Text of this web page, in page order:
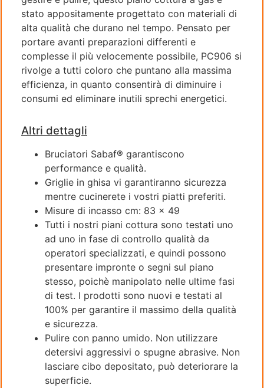
stato appositamente progettato con materiali di
alta qualità che durano nel tempo. Pensato per
portare avanti preparazioni differenti e
complesse il più velocemente possibile, PC906 si
rivolge a tutti coloro che puntano alla massima
efficienza, in quanto consentirà di diminuire i
consumi ed eliminare inutili sprechi energetici.
Altri dettagli
Bruciatori Sabaf® garantiscono
performance e qualità.
Griglie in ghisa vi garantiranno sicurezza
mentre cucinerete i vostri piatti preferiti.
Misure di incasso cm: 83 x 49
Tutti i nostri piani cottura sono testati uno
ad uno in fase di controllo qualità da
operatori specializzati, e quindi possono
presentare impronte o segni sul piano
stesso, poichè manipolato nelle ultime fasi
di test. I prodotti sono nuovi e testati al
100% per garantire il massimo della qualità
e sicurezza.
Pulire con panno umido. Non utilizzare
detersivi aggressivi o spugne abrasive. Non
lasciare cibo depositato, può deteriorare la
superficie.